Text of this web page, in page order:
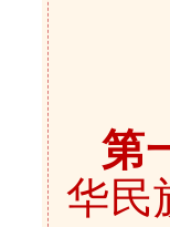
第
华民